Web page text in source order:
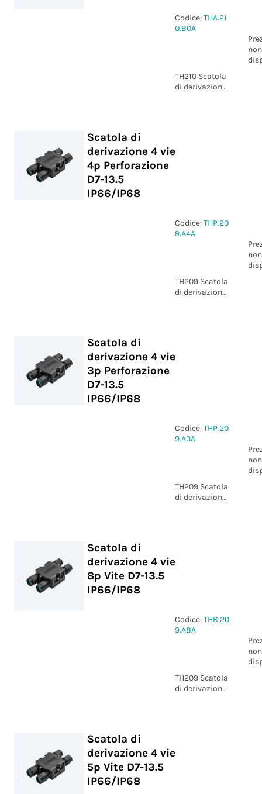
Codice:THA.21
0.B0A
non
TH210 Scatola
di derivazione
Scatola di
derivazione 4 vie
4p Perforazione
D7-13.5
IP66/IP68
Codice:THP.20
9.A4A
non
TH209 Scatola
di derivazione
Scatola di
derivazione 4 vie
3p Perforazione
D7-13.5
IP66/IP68
Codice:THP.20
9.A3A
non
TH209 Scatola
di derivazione
Scatola di
derivazione 4 vie
8p Vite D7-13.5
IP66/IP68
Codice:THB.20
9.A8A
non
TH209 Scatola
di derivazione
Scatola di
derivazione 4 vie
5p Vite D7-13.5
IP66/IP68